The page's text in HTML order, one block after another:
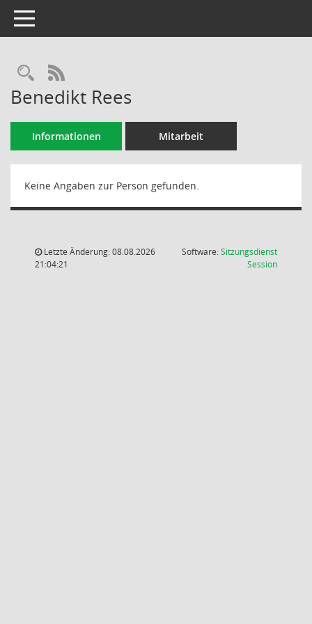
Toggle navigation
Rechercheauswahl
RSS-Feed
Benedikt Rees
Informationen Mitarbeit
Keine Angaben zur Person gefunden.
Letzte Änderung: 08.08.2026
21:04:21
Software:Sitzungsdienst
Session(Wird in